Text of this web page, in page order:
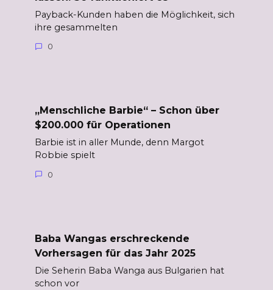
Payback-Kunden haben die Möglichkeit, sich
ihre gesammelten
0
„Menschliche Barbie“ – Schon über
$200.000 für Operationen
Barbie ist in aller Munde, denn Margot
Robbie spielt
0
Baba Wangas erschreckende
Vorhersagen für das Jahr 2025
Die Seherin Baba Wanga aus Bulgarien hat
schon vor